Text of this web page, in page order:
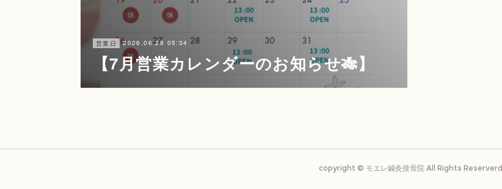
営業日 2026.06.29 05:34
【7月営業カレンダーのお知らせ🎋】
copyright ©️ モエレ鍼灸接骨院 All Rights Reserverd